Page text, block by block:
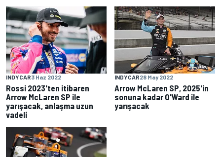
INDYCAR3 Haz 2022
Rossi 2023'ten itibaren
Arrow McLaren SP ile
yarışacak, anlaşma uzun
vadeli
INDYCAR28 May 2022
Arrow McLaren SP, 2025'in
sonuna kadar O'Ward ile
yarışacak